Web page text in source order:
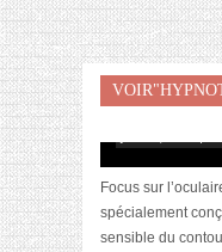
[Revue] La
Focus sur
spécialement
sensible du